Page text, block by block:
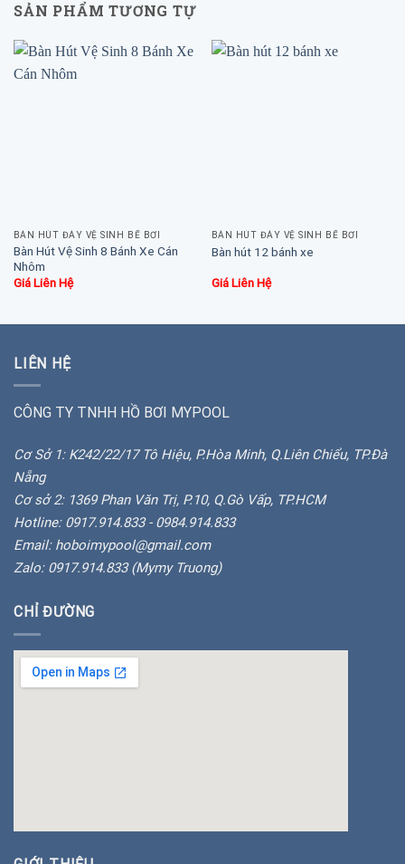
SẢN PHẨM TƯƠNG TỰ
BÀN HÚT ĐÁY VỆ SINH BỂ BƠI
Bàn Hút Vệ Sinh 8 Bánh Xe Cán
Nhôm
Giá Liên Hệ
BÀN HÚT ĐÁY VỆ SINH BỂ BƠI
Bàn hút 12 bánh xe
Giá Liên Hệ
LIÊN HỆ
CÔNG TY TNHH HỒ BƠI MYPOOL
Cơ Sở 1: K242/22/17 Tô Hiệu, P.Hòa Minh, Q.Liên Chiểu, TP.Đà
Nẵng
Cơ sở 2: 1369 Phan Văn Trị, P.10, Q.Gò Vấp, TP.HCM
Hotline: 0917.914.833 - 0984.914.833
Email: hoboimypool@gmail.com
Zalo: 0917.914.833 (Mymy Truong)
CHỈ ĐƯỜNG